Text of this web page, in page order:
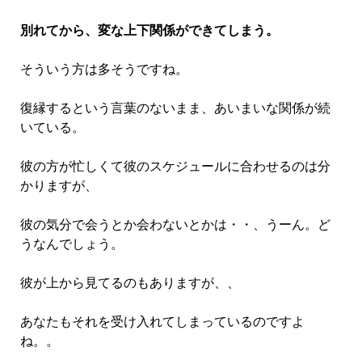
別れてから、変な上下関係ができてしまう。
そういう方は多そうですね。
復縁するという言葉のないまま、あいまいな関係が続
いている。
彼の方が忙しくて彼のスケジュールに合わせるのは分
かりますが、
彼の気分で会うとか会わないとかは・・、うーん。ど
うなんでしょう。
彼が上から見てるのもありますが、、
あなたもそれを受け入れてしまっているのですよ
ね。。